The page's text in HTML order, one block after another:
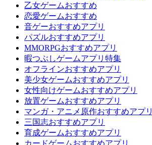
乙女ゲームおすすめ
恋愛ゲームおすすめ
音ゲーおすすめアプリ
パズルおすすめアプリ
MMORPGおすすめアプリ
暇つぶしゲームアプリ特集
オフラインおすすめアプリ
美少女ゲームおすすめアプリ
女性向けゲームおすすめアプリ
放置ゲームおすすめアプリ
マンガ・アニメ原作おすすめアプリ
三国志おすすめアプリ
育成ゲームおすすめアプリ
カードゲームおすすめアプリ